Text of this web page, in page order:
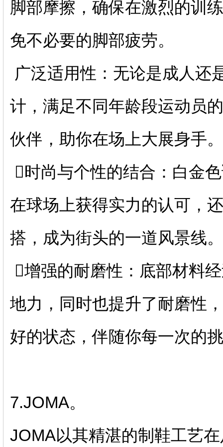
脚部摩擦，确保在激烈的训
免不必要的脚部疲劳。
广泛适用性：无论是成人还
计，满足不同年龄段运动员
伙伴，助你在场上大展身手。
️⃣时尚与个性的结合：白金
在球场上获得实力的认可，
搭，成为街头的一道风景线。
️⃣增强的耐磨性：底部材料
地力，同时也提升了耐磨性
好的状态，伴随你每一次的
7.JOMA。
JOMA以其精湛的制鞋工艺